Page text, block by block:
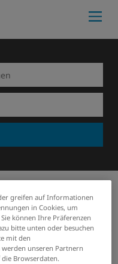
d) Meine Merkliste
weiter
greifen auf Informationen
in Cookies, um
können Ihre Präferenzen
bitte unten oder besuchen
mit den
unseren Partnern
Browserdaten.